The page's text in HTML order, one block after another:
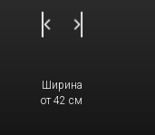
Ширина
от 42 см